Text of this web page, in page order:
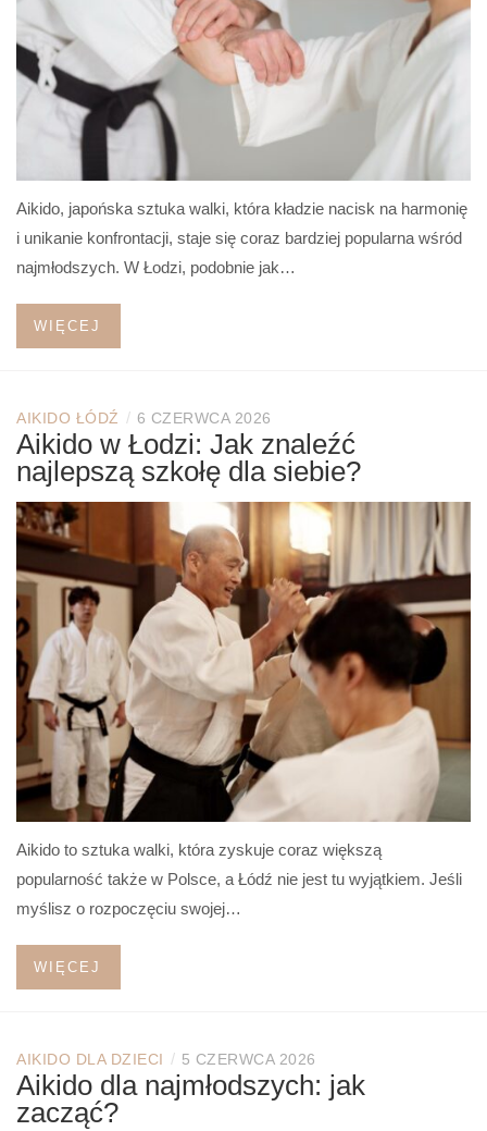
Aikido, japońska sztuka walki, która kładzie nacisk na harmonię
i unikanie konfrontacji, staje się coraz bardziej popularna wśród
najmłodszych. W Łodzi, podobnie jak…
WIĘCEJ
AIKIDO ŁÓDŹ / 6 CZERWCA 2026
Aikido w Łodzi: Jak znaleźć
najlepszą szkołę dla siebie?
Aikido to sztuka walki, która zyskuje coraz większą
popularność także w Polsce, a Łódź nie jest tu wyjątkiem. Jeśli
myślisz o rozpoczęciu swojej…
WIĘCEJ
AIKIDO DLA DZIECI / 5 CZERWCA 2026
Aikido dla najmłodszych: jak
zacząć?